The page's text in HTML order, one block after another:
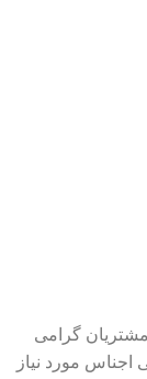
گرامی
مورد نیاز